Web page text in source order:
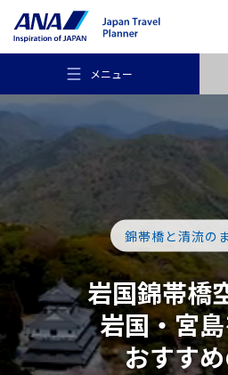
メニュー
おすすめの旅
旅のアイデア
行き先
錦帯橋と清流の
岩国錦帯橋
岩国・宮
おすす